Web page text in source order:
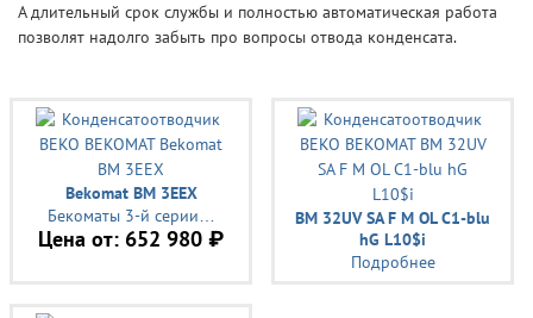
А длительный срок службы и полностью автоматическая работа
позволят надолго забыть про вопросы отвода конденсата.
Bekomat BM 3EEX
Бекоматы 3-й серии…
Цена от: 652 980 ₽
BM 32UV SA F M OL C1-blu
hG L10$i
Подробнее